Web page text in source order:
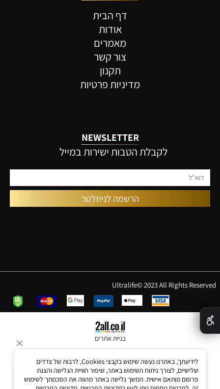
דף הבית
אודות
מאמרים
צור קשר
תקנון
מדיניות פרטיות
NEWSLETTER
לקבלת הטבות ישירות במייל
Ultralife© 2023 All Rights Reserved
בניית אתרים
לידיעתך, באתרנו נעשה שימוש בקבצי Cookies, לרבות של צדדים
שלישיים, לצורך ניתוח השימוש באתר, שיפור חוויית הגלישה והצגת
פרסום מותאם אישית. המשך גלישה באתר מהווה את הסכמתך לשימוש